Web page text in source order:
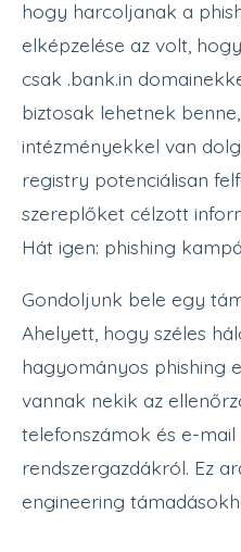
hogy harcoljanak a
elképzelése az volt,
csak .bank.in
biztosak lehetnek
intézményekkel van
registry potenciálisan
szereplőket célzott
Hát igen: phishing
Gondoljunk bele egy
Ahelyett, hogy széles
hagyományos phishing
vannak nekik az
telefonszámok és e-
rendszergazdákról. Ez
engineering